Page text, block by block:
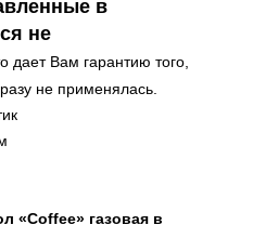
в
не
дает Вам гарантию того,
не применялась.
«Coffee» газовая в